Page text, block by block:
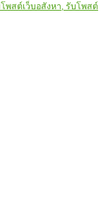
พสต์เว็บอสังหา, รับโพสต์